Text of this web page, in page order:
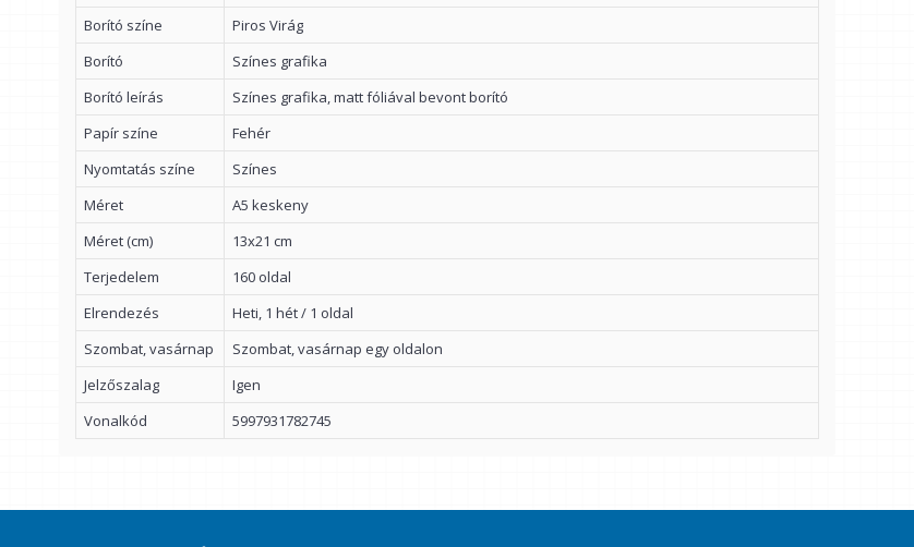
Borító színe
Piros Virág
Borító
Színes grafika
Borító leírás
Színes grafika, matt fóliával bevont borító
Papír színe
Fehér
Nyomtatás színe
Színes
Méret
A5 keskeny
Méret (cm)
13x21 cm
Terjedelem
160 oldal
Elrendezés
Heti, 1 hét / 1 oldal
Szombat, vasárnap
Szombat, vasárnap egy oldalon
Jelzőszalag
Igen
Vonalkód
5997931782745